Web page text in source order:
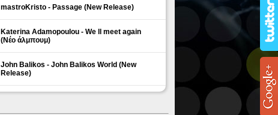
mastroKristo - Passage (New Release)
Katerina Adamopoulou - We ll meet again
(Νέο άλμπουμ)
John Balikos - John Balikos World (New
Release)